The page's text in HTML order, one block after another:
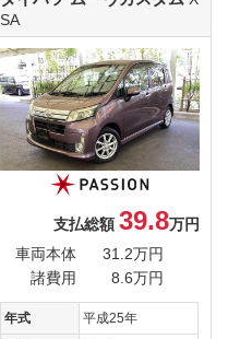
SA
支払総額 39.8万円
車両本体
31.2万円
諸費用
8.6万円
年式 平成25年